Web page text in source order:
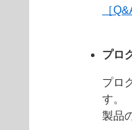
［
プロ
プロ
す。
製品